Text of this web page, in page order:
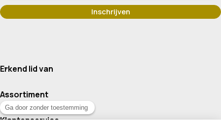
Erkend lid van
Assortiment
Klantenservice